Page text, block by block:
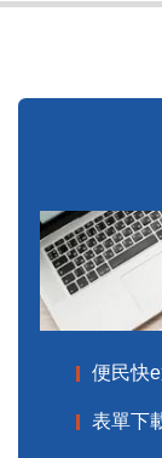
便民快
表單下